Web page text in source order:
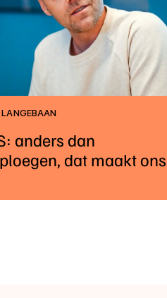
LANGEBAAN
anders dan
dat maakt ons